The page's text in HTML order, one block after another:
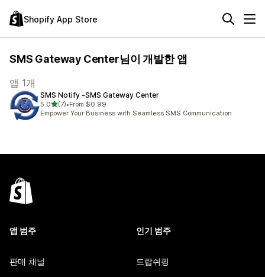
Shopify App Store
SMS Gateway Center님이 개발한 앱
앱 1개
SMS Notify ‑SMS Gateway Center
5.0별 5개 중
(7)
총 리뷰 7개
•From $0.99
Empower Your Business with Seamless SMS Communication
앱 범주
판매 채널
인기 범주
드랍쉬핑